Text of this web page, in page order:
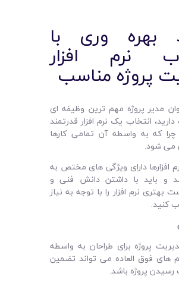
بهره ‌وری با
نرم افزار
پروژه مناسب
مدیر پروژه ‌مهم ترین وظیفه ‌ای
انتخاب یک نرم‌ افزار قدرتمند
که به واسطه آن تمامی کارها
می ‌شود.
افزارها دارای ویژگی‌ های مختص به
و باید با داشتن دانش فنی و
بهتری نرم افزار را با توجه به نیاز
کنید.
پروژه برای طراحان به واسطه
های فوق العاده می ‌تواند تضمین
پروژه باشد.